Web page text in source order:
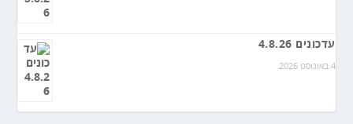
עדכונים 4.8.26
4 באוגוסט 2026